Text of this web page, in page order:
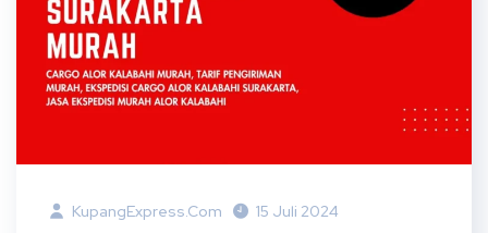
KupangExpress.com 15 Juli 2024